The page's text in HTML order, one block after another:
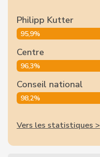
Philipp Kutter
95,9%
Centre
96,3%
Conseil national
98,2%
Vers les statistiques >